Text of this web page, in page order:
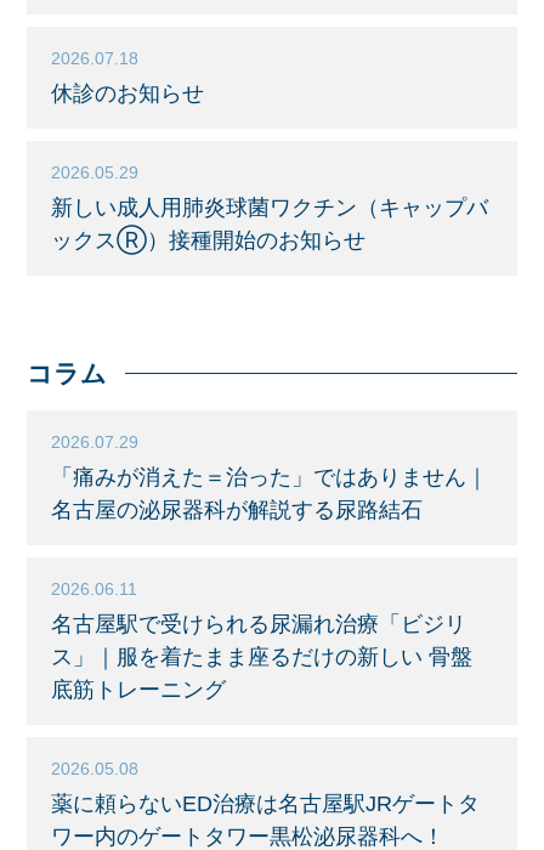
2026.07.18
休診のお知らせ
2026.05.29
新しい成人用肺炎球菌ワクチン（キャップバ
ックスⓇ）接種開始のお知らせ
コラム
2026.07.29
「痛みが消えた＝治った」ではありません｜
名古屋の泌尿器科が解説する尿路結石
2026.06.11
名古屋駅で受けられる尿漏れ治療「ビジリ
ス」｜服を着たまま座るだけの新しい 骨盤
底筋トレーニング
2026.05.08
薬に頼らないED治療は名古屋駅JRゲートタ
ワー内のゲートタワー黒松泌尿器科へ！